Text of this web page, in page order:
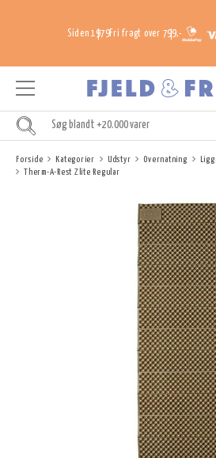
Siden 1979Fri fragt over 799,-
Forside Kategorier Udstyr Overnatning
Therm-A-Rest Zlite Regular